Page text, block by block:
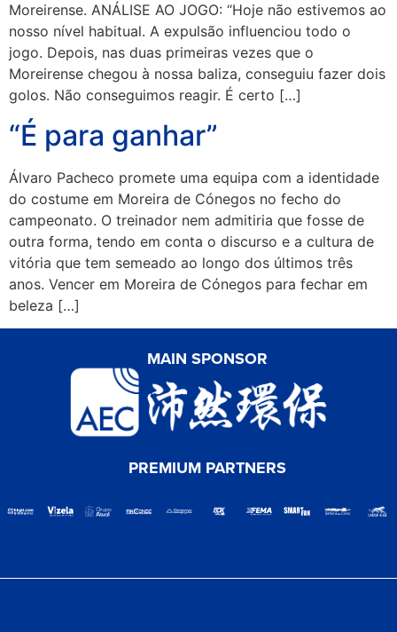
Moreirense. ANÁLISE AO JOGO: “Hoje não estivemos ao
nosso nível habitual. A expulsão influenciou todo o
jogo. Depois, nas duas primeiras vezes que o
Moreirense chegou à nossa baliza, conseguiu fazer dois
golos. Não conseguimos reagir. É certo […]
“É para ganhar”
Álvaro Pacheco promete uma equipa com a identidade
do costume em Moreira de Cónegos no fecho do
campeonato. O treinador nem admitiria que fosse de
outra forma, tendo em conta o discurso e a cultura de
vitória que tem semeado ao longo dos últimos três
anos. Vencer em Moreira de Cónegos para fechar em
beleza […]
MAIN SPONSOR
PREMIUM PARTNERS